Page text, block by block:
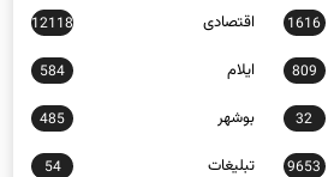
809 ایلام 584
32 بوشهر 485
9653 تبلیغات 54